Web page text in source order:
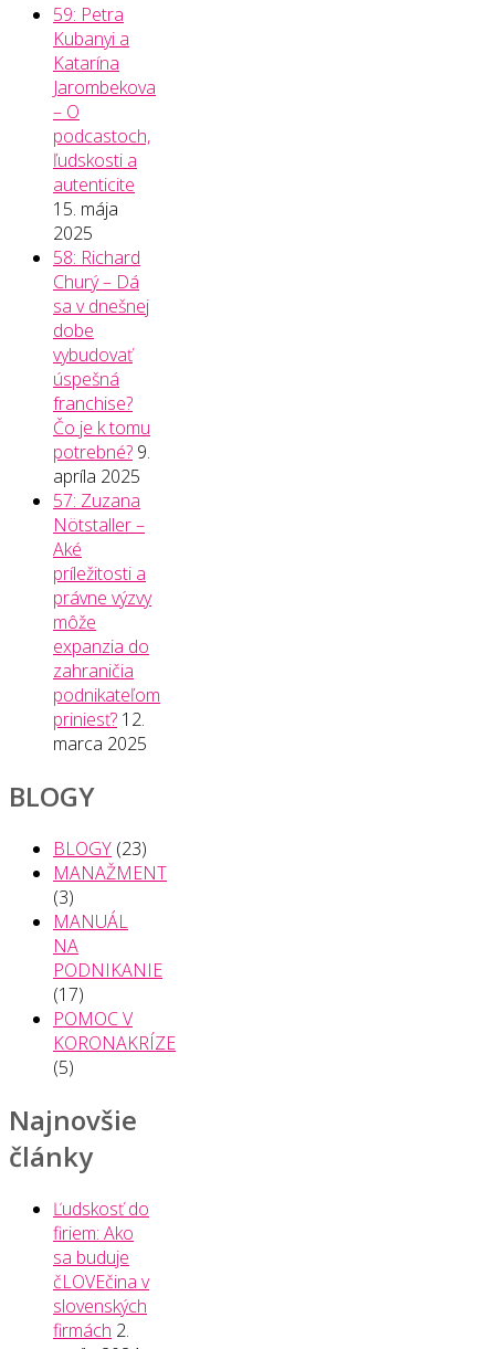
59: Petra
Kubanyi a
Katarína
Jarombekova
– O
podcastoch,
ľudskosti a
autenticite
15. mája
2025
58: Richard
Churý – Dá
sa v dnešnej
dobe
vybudovať
úspešná
franchise?
Čo je k tomu
potrebné? 9.
apríla 2025
57: Zuzana
Nötstaller –
Aké
príležitosti a
právne výzvy
môže
expanzia do
zahraničia
podnikateľom
priniesť? 12.
marca 2025
BLOGY
BLOGY (23)
MANAŽMENT
(3)
MANUÁL
NA
PODNIKANIE
(17)
POMOC V
KORONAKRÍZE
(5)
Najnovšie
články
Ľudskosť do
firiem: Ako
sa buduje
čLOVEčina v
slovenských
firmách 2.